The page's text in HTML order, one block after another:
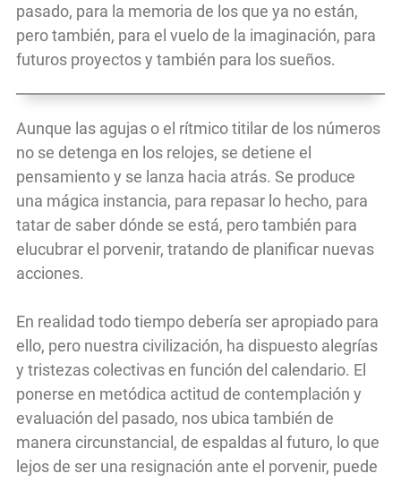
pasado, para la memoria de los que ya no están,
pero también, para el vuelo de la imaginación, para
futuros proyectos y también para los sueños.
Aunque las agujas o el rítmico titilar de los números
no se detenga en los relojes, se detiene el
pensamiento y se lanza hacia atrás. Se produce
una mágica instancia, para repasar lo hecho, para
tatar de saber dónde se está, pero también para
elucubrar el porvenir, tratando de planificar nuevas
acciones.
En realidad todo tiempo debería ser apropiado para
ello, pero nuestra civilización, ha dispuesto alegrías
y tristezas colectivas en función del calendario. El
ponerse en metódica actitud de contemplación y
evaluación del pasado, nos ubica también de
manera circunstancial, de espaldas al futuro, lo que
lejos de ser una resignación ante el porvenir, puede